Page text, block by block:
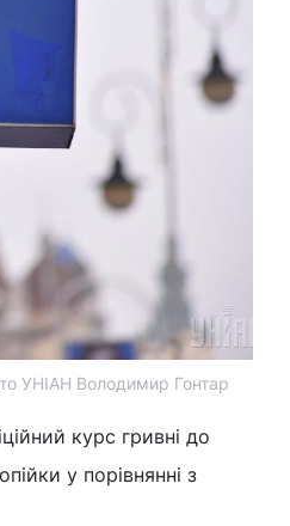
УНІАН Володимир Гонтар
курс гривні до
у порівнянні з